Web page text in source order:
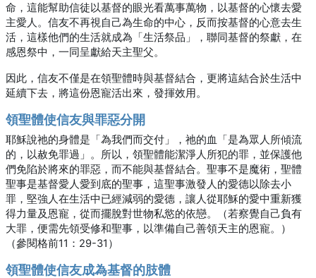
命，這能幫助信徒以基督的眼光看萬事萬物，以基督的心懷去愛
主愛人。信友不再視自己為生命的中心，反而按基督的心意去生
活，這樣他們的生活就成為「生活祭品」，聯同基督的祭獻，在
感恩祭中，一同呈獻給天主聖父。
因此，信友不僅是在領聖體時與基督結合，更將這結合於生活中
延續下去，將這份恩寵活出來，發揮效用。
領聖體使信友與罪惡分開
耶穌說祂的身體是「為我們而交付」，祂的血「是為眾人所傾流
的，以赦免罪過」。所以，領聖體能潔淨人所犯的罪，並保護他
們免陷於將來的罪惡，而不能與基督結合。聖事不是魔術，聖體
聖事是基督愛人愛到底的聖事，這聖事激發人的愛德以除去小
罪，堅強人在生活中已經減弱的愛德，讓人從耶穌的愛中重新獲
得力量及恩寵，從而擺脫對世物私慾的依戀。（若察覺自己負有
大罪，便需先領受修和聖事，以準備自己善領天主的恩寵。）
（參閱格前11：29-31）
領聖體使信友成為基督的肢體